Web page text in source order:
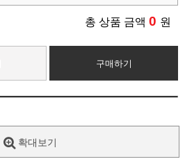
총 상품 금액 0 원
구매하기
확대보기